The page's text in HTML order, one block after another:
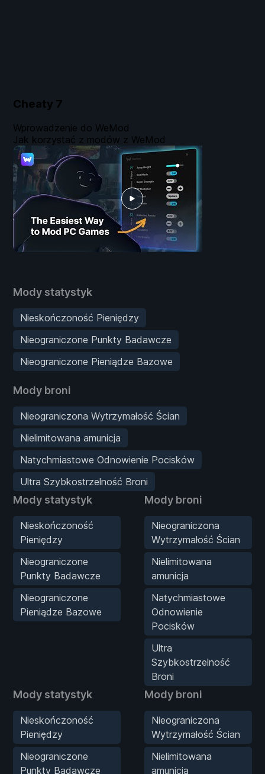
Cheaty 7
Mody statystyk
Nieskończoność Pieniędzy
Nieograniczone Punkty Badawcze
Nieograniczone Pieniądze Bazowe
Mody broni
Nieograniczona Wytrzymałość Ścian
Nielimitowana amunicja
Natychmiastowe Odnowienie Pocisków
Ultra Szybkostrzelność Broni
Mody statystyk
Nieskończoność
Pieniędzy
Nieograniczone
Punkty Badawcze
Nieograniczone
Pieniądze Bazowe
Mody broni
Nieograniczona
Wytrzymałość Ścian
Nielimitowana
amunicja
Natychmiastowe
Odnowienie
Pocisków
Ultra
Szybkostrzelność
Broni
Mody statystyk
Nieskończoność
Pieniędzy
Nieograniczone
Punkty Badawcze
Mody broni
Nieograniczona
Wytrzymałość Ścian
Nielimitowana
amunicja
Wprowadzenie do WeMod
Jak korzystać z modów z WeMod